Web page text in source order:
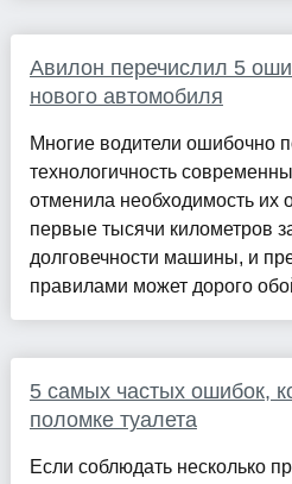
Авилон перечислил 5
нового автомобиля
Многие водители ошибочно
технологичность
отменила необходимость их
первые тысячи километров
долговечности машины, и
правилами может дорого
5 самых частых ошибок,
поломке туалета
Если соблюдать несколько